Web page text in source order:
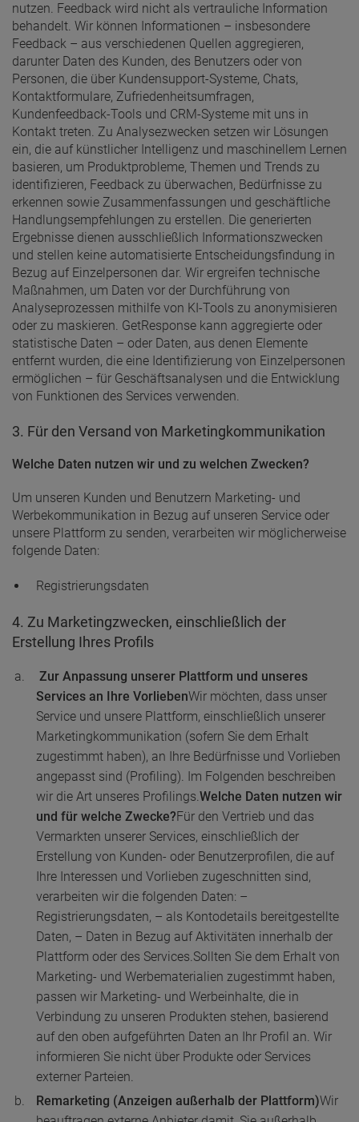
nutzen. Feedback wird nicht als vertrauliche Information
behandelt. Wir können Informationen – insbesondere
Feedback – aus verschiedenen Quellen aggregieren,
darunter Daten des Kunden, des Benutzers oder von
Personen, die über Kundensupport-Systeme, Chats,
Kontaktformulare, Zufriedenheitsumfragen,
Kundenfeedback-Tools und CRM-Systeme mit uns in
Kontakt treten. Zu Analysezwecken setzen wir Lösungen
ein, die auf künstlicher Intelligenz und maschinellem Lernen
basieren, um Produktprobleme, Themen und Trends zu
identifizieren, Feedback zu überwachen, Bedürfnisse zu
erkennen sowie Zusammenfassungen und geschäftliche
Handlungsempfehlungen zu erstellen. Die generierten
Ergebnisse dienen ausschließlich Informationszwecken
und stellen keine automatisierte Entscheidungsfindung in
Bezug auf Einzelpersonen dar. Wir ergreifen technische
Maßnahmen, um Daten vor der Durchführung von
Analyseprozessen mithilfe von KI-Tools zu anonymisieren
oder zu maskieren. GetResponse kann aggregierte oder
statistische Daten – oder Daten, aus denen Elemente
entfernt wurden, die eine Identifizierung von Einzelpersonen
ermöglichen – für Geschäftsanalysen und die Entwicklung
von Funktionen des Services verwenden.
3. Für den Versand von Marketingkommunikation
Welche Daten nutzen wir und zu welchen Zwecken?
Um unseren Kunden und Benutzern Marketing- und
Werbekommunikation in Bezug auf unseren Service oder
unsere Plattform zu senden, verarbeiten wir möglicherweise
folgende Daten:
Registrierungsdaten
4. Zu Marketingzwecken, einschließlich der
Erstellung Ihres Profils
Zur Anpassung unserer Plattform und unseres
Services an Ihre VorliebenWir möchten, dass unser
Service und unsere Plattform, einschließlich unserer
Marketingkommunikation (sofern Sie dem Erhalt
zugestimmt haben), an Ihre Bedürfnisse und Vorlieben
angepasst sind (Profiling). Im Folgenden beschreiben
wir die Art unseres Profilings. Welche Daten nutzen wir
und für welche Zwecke?Für den Vertrieb und das
Vermarkten unserer Services, einschließlich der
Erstellung von Kunden- oder Benutzerprofilen, die auf
Ihre Interessen und Vorlieben zugeschnitten sind,
verarbeiten wir die folgenden Daten: –
Registrierungsdaten, – als Kontodetails bereitgestellte
Daten, – Daten in Bezug auf Aktivitäten innerhalb der
Plattform oder des Services. Sollten Sie dem Erhalt von
Marketing- und Werbematerialien zugestimmt haben,
passen wir Marketing- und Werbeinhalte, die in
Verbindung zu unseren Produkten stehen, basierend
auf den oben aufgeführten Daten an Ihr Profil an. Wir
informieren Sie nicht über Produkte oder Services
externer Parteien.
Remarketing (Anzeigen außerhalb der Plattform)Wir